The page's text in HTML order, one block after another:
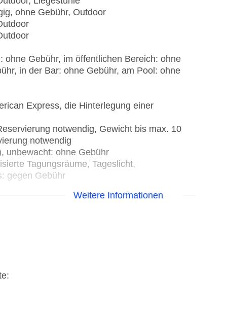
ohne Gebühr, Outdoor
Gebühr, im öffentlichen Bereich: ohne
in der Bar: ohne Gebühr, am Pool: ohne
Express, die Hinterlegung einer
notwendig, Gewicht bis max. 10
notwendig
unbewacht: ohne Gebühr
Tagungsräume, Tageslicht,
gegen Gebühr
Weitere Informationen